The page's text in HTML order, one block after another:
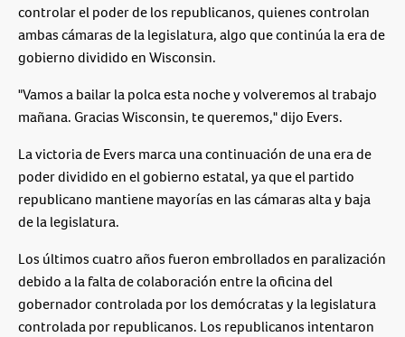
controlar el poder de los republicanos, quienes controlan
ambas cámaras de la legislatura, algo que continúa la era de
gobierno dividido en Wisconsin.
"Vamos a bailar la polca esta noche y volveremos al trabajo
mañana. Gracias Wisconsin, te queremos," dijo Evers.
La victoria de Evers marca una continuación de una era de
poder dividido en el gobierno estatal, ya que el partido
republicano mantiene mayorías en las cámaras alta y baja
de la legislatura.
Los últimos cuatro años fueron embrollados en paralización
debido a la falta de colaboración entre la oficina del
gobernador controlada por los demócratas y la legislatura
controlada por republicanos. Los republicanos intentaron